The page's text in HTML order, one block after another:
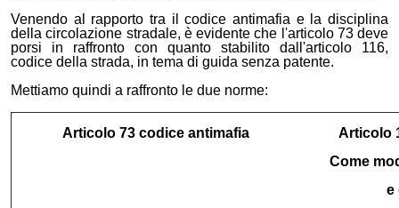
Venendo al rapporto tra il codice antimafia e la disciplina
della circolazione stradale, è evidente che l'articolo 73 deve
porsi in raffronto con quanto stabilito dall'articolo 116,
codice della strada, in tema di guida senza patente.
Mettiamo quindi a raffronto le due norme:
Articolo 73 codice antimafia
Articolo
Come
e